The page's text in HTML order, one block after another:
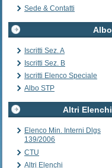
Sede & Contatti
Albo
Iscritti Sez. A
Iscritti Sez. B
Iscritti Elenco Speciale
Albo STP
Altri Elenchi
Elenco Min. Interni Dlgs
139/2006
CTU
Altri Elenchi